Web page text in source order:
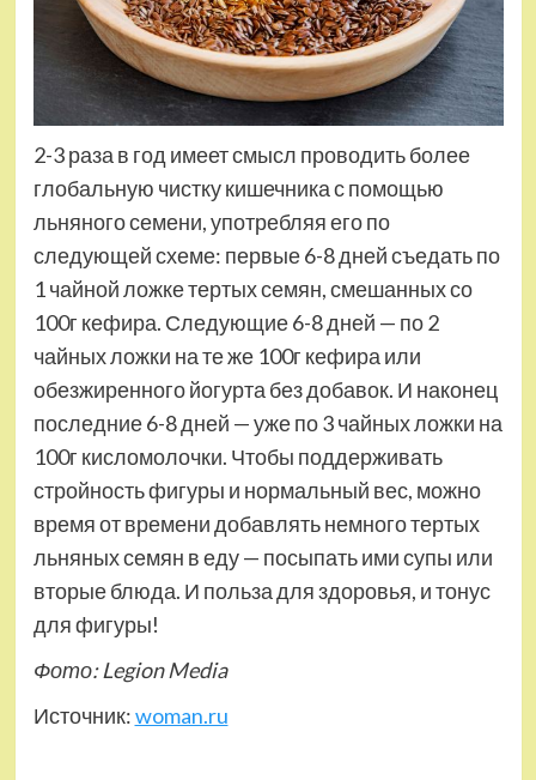
2-3 раза в год имеет смысл проводить более
глобальную чистку кишечника с помощью
льняного семени, употребляя его по
следующей схеме: первые 6-8 дней съедать по
1 чайной ложке тертых семян, смешанных со
100г кефира. Следующие 6-8 дней — по 2
чайных ложки на те же 100г кефира или
обезжиренного йогурта без добавок. И наконец
последние 6-8 дней — уже по 3 чайных ложки на
100г кисломолочки. Чтобы поддерживать
стройность фигуры и нормальный вес, можно
время от времени добавлять немного тертых
льняных семян в еду — посыпать ими супы или
вторые блюда. И польза для здоровья, и тонус
для фигуры!
Фото: Legion Media
Источник:woman.ru